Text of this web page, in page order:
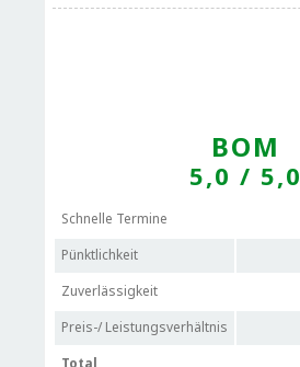
BOM
5,0 / 5,0
Schnelle Termine
Pünktlichkeit
Zuverlässigkeit
Preis-/ Leistungsverhältnis